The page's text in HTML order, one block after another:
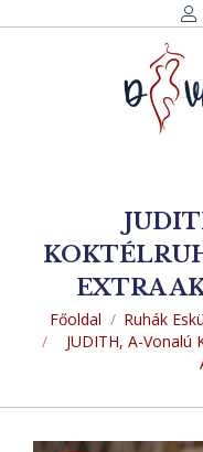
EXTRA
You are here:
Főoldal Ruhák
JUDITH, A-Vonalú